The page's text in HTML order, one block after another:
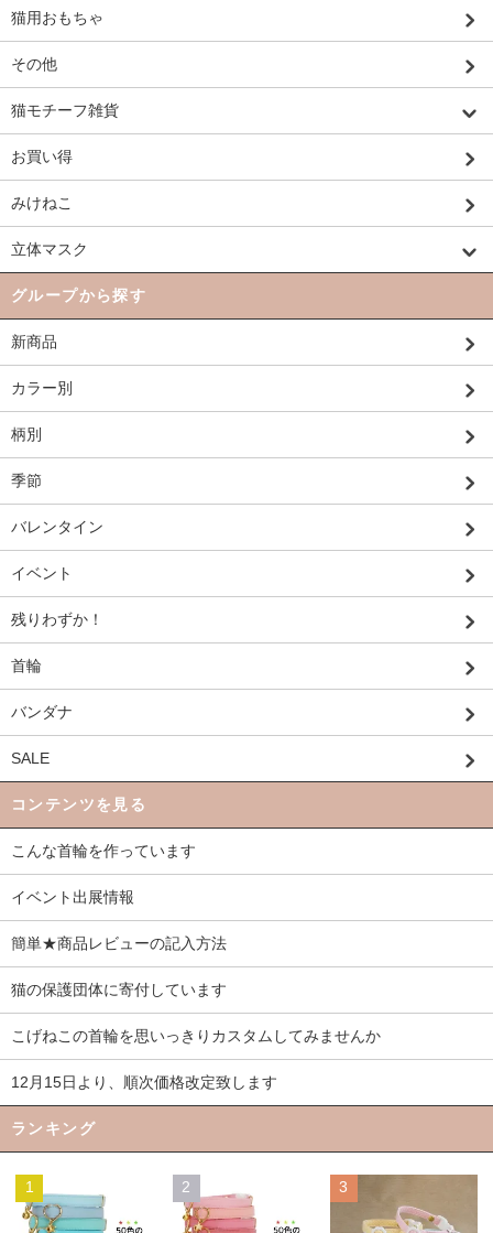
猫用おもちゃ
その他
猫モチーフ雑貨
お買い得
みけねこ
立体マスク
グループから探す
新商品
カラー別
柄別
季節
バレンタイン
イベント
残りわずか！
首輪
バンダナ
SALE
コンテンツを見る
こんな首輪を作っています
イベント出展情報
簡単★商品レビューの記入方法
猫の保護団体に寄付しています
こげねこの首輪を思いっきりカスタムしてみませんか
12月15日より、順次価格改定致します
ランキング
1 2 3